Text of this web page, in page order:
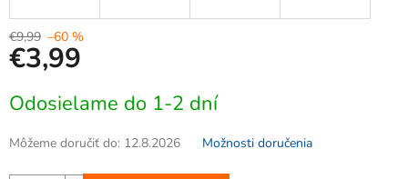
€9,99 –60 %
€3,99
cena:
Odosielame do 1-2 dní
Môžeme doručiť do: 12.8.2026 Možnosti doručenia